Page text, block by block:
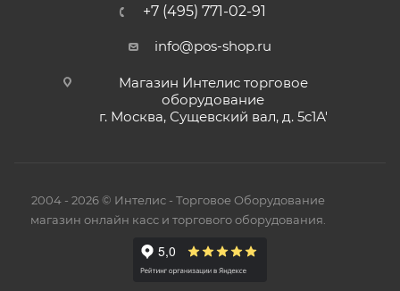
+7 (495) 771-02-91
info@pos-shop.ru
Магазин Интелис торговое
оборудование
г. Москва, Сущевский вал, д. 5с1А'
2004 - 2026 © Интелис - Торговое Оборудование
магазин онлайн касс и торгового оборудования.